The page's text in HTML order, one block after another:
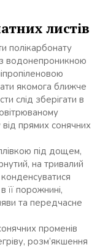
листів
полікарбонату
водонепроникною
якомога ближче
слід зберігати в
прямих сонячних
під дощем,
на тривалий
її порожнині,
​​та передчасне
променів
розм’якшення